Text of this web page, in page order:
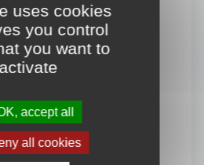
uses cookies
you control
you want to
activate
accept all
all cookies